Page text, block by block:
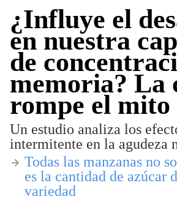
¿Influye el
en nuestra
de
memoria? La
rompe el mito
Un estudio analiza los
intermitente en la agudeza
​Todas las manzanas no
es la cantidad de azúcar
variedad